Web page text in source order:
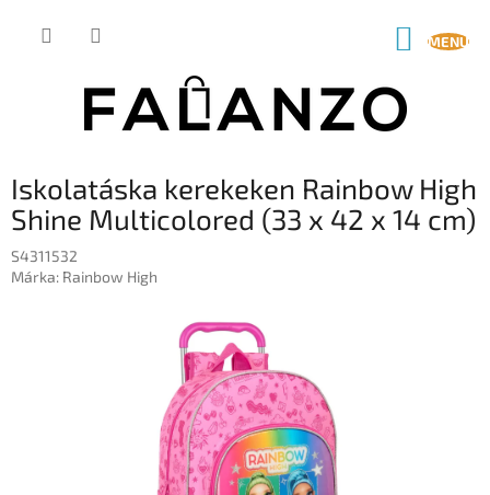
KOSÁR
Iskolatáska kerekeken Rainbow High
Shine Multicolored (33 x 42 x 14 cm)
S4311532
Márka: Rainbow High